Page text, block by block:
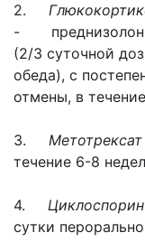
2.
- преднизолон
(2/3 суточной
обеда), с
отмены, в
3. Метотрексат
течение 6-8
4.
сутки